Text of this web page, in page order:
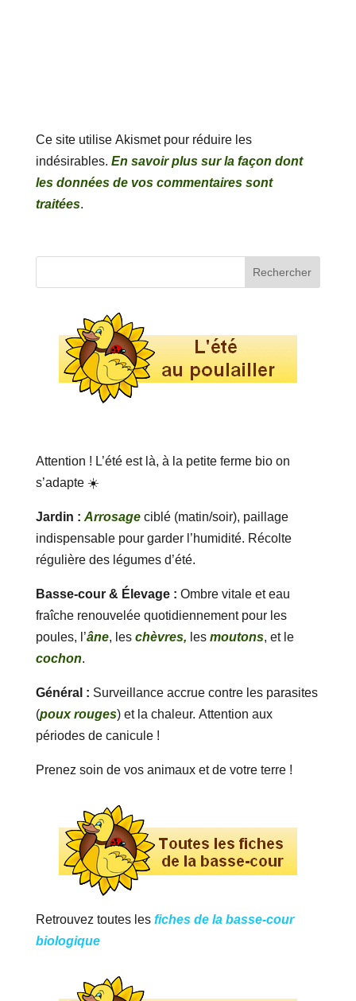
Ce site utilise Akismet pour réduire les
indésirables. En savoir plus sur la façon dont
les données de vos commentaires sont
traitées.
Attention ! L’été est là, à la petite ferme bio on
s’adapte ☀️
Jardin : Arrosageciblé (matin/soir), paillage
indispensable pour garder l’humidité. Récolte
régulière des légumes d’été.
Basse-cour & Élevage : Ombre vitale et eau
fraîche renouvelée quotidiennement pour les
poules, l’âne, les chèvres, les moutons, et le
cochon.
Général : Surveillance accrue contre les parasites
(poux rouges) et la chaleur. Attention aux
périodes de canicule !
Prenez soin de vos animaux et de votre terre !
Retrouvez toutes les fiches de la basse-cour
biologique